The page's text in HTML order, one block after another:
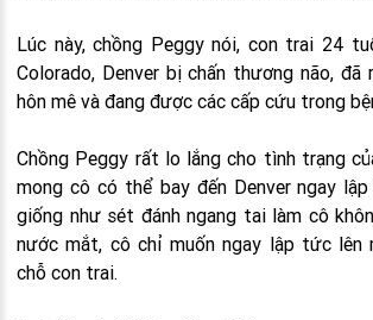
Lúc này, chồng Peggy nói, con trai 24
Colorado, Denver bị chấn thương não,
hôn mê và đang được các cấp cứu trong
Chồng Peggy rất lo lắng cho tình trạng
mong cô có thể bay đến Denver ngay
giống như sét đánh ngang tai làm cô
nước mắt, cô chỉ muốn ngay lập tức lên
chỗ con trai.